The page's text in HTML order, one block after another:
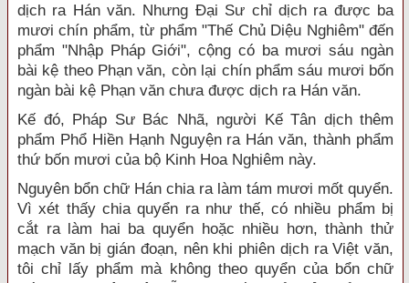
dịch ra Hán văn. Nhưng Ðại Sư chỉ dịch ra được ba
mươi chín phẩm, từ phẩm "Thế Chủ Diệu Nghiêm" đến
phẩm "Nhập Pháp Giới", cộng có ba mươi sáu ngàn
bài kệ theo Phạn văn, còn lại chín phẩm sáu mươi bốn
ngàn bài kệ Phạn văn chưa được dịch ra Hán văn.
Kế đó, Pháp Sư Bác Nhã, người Kế Tân dịch thêm
phẩm Phổ Hiền Hạnh Nguyện ra Hán văn, thành phẩm
thứ bốn mươi của bộ Kinh Hoa Nghiêm này.
Nguyên bổn chữ Hán chia ra làm tám mươi mốt quyển.
Vì xét thấy chia quyển ra như thế, có nhiều phẩm bị
cắt ra làm hai ba quyển hoặc nhiều hơn, thành thử
mạch văn bị gián đoạn, nên khi phiên dịch ra Việt văn,
tôi chỉ lấy phẩm mà không theo quyển của bổn chữ